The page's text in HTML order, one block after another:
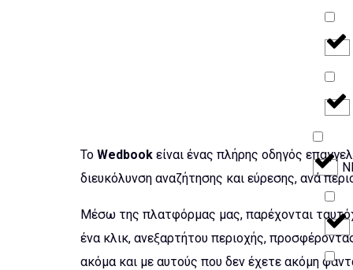
Το Wedbook είναι ένας πλήρης οδηγός
διευκόλυνση αναζήτησης και εύρεσης, ανά
Μέσω της πλατφόρμας μας, παρέχονται
ένα κλικ, ανεξαρτήτου περιοχής,
ακόμα και με αυτούς που δεν έχετε ακόμη